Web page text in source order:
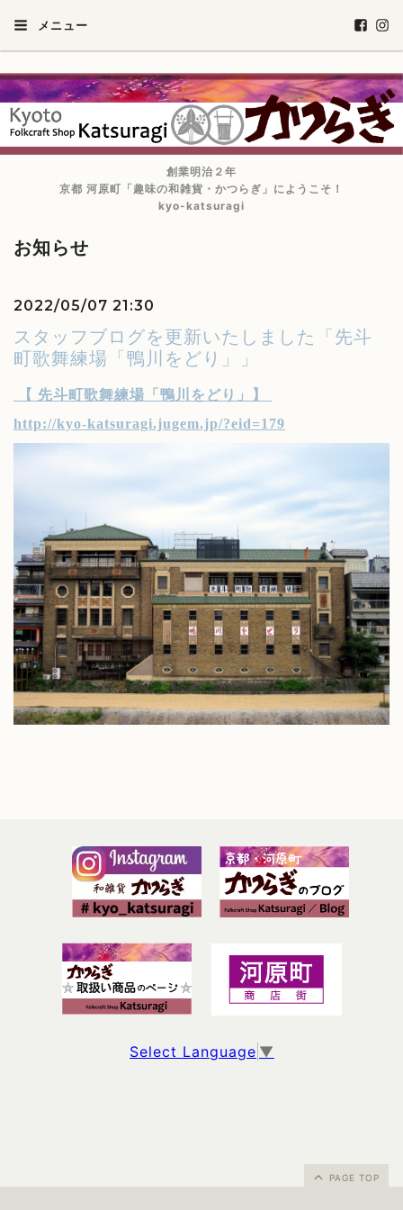
メニュー
創業明治２年
京都 河原町「趣味の和雑貨・かつらぎ」にようこそ！
kyo-katsuragi
お知らせ
2022/05/07 21:30
スタッフブログを更新いたしました「先斗
町歌舞練場「鴨川をどり」」
【 先斗町歌舞練場「鴨川をどり」 】
http://kyo-katsuragi.jugem.jp/?eid=179
Select Language ▼
PAGE TOP